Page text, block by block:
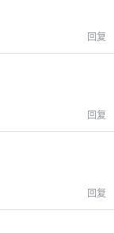
回复
回复
回复
提升权